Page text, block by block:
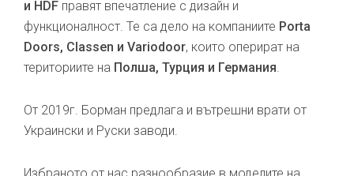
и HDF правят впечатление с дизайн и
функционалност. Те са дело на компаниите Porta
Doors, Classen и Variodoor, които оперират на
териториите на Полша, Турция и Германия.
От 2019г. Борман предлага и вътрешни врати от
Украински и Руски заводи.